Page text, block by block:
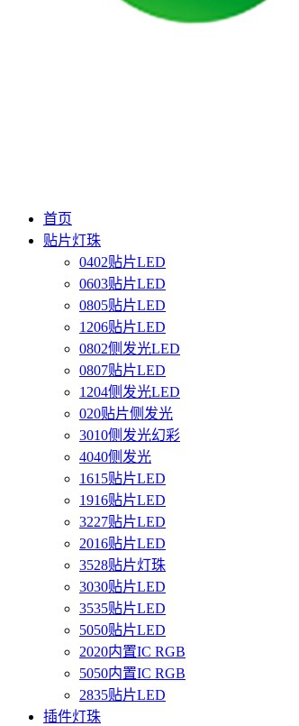
首页
贴片灯珠
0402贴片LED
0603贴片LED
0805贴片LED
1206贴片LED
0802侧发光LED
0807贴片LED
1204侧发光LED
020贴片侧发光
3010侧发光幻彩
4040侧发光
1615贴片LED
1916贴片LED
3227贴片LED
2016贴片LED
3528贴片灯珠
3030贴片LED
3535贴片LED
5050贴片LED
2020内置IC RGB
5050内置IC RGB
2835贴片LED
插件灯珠